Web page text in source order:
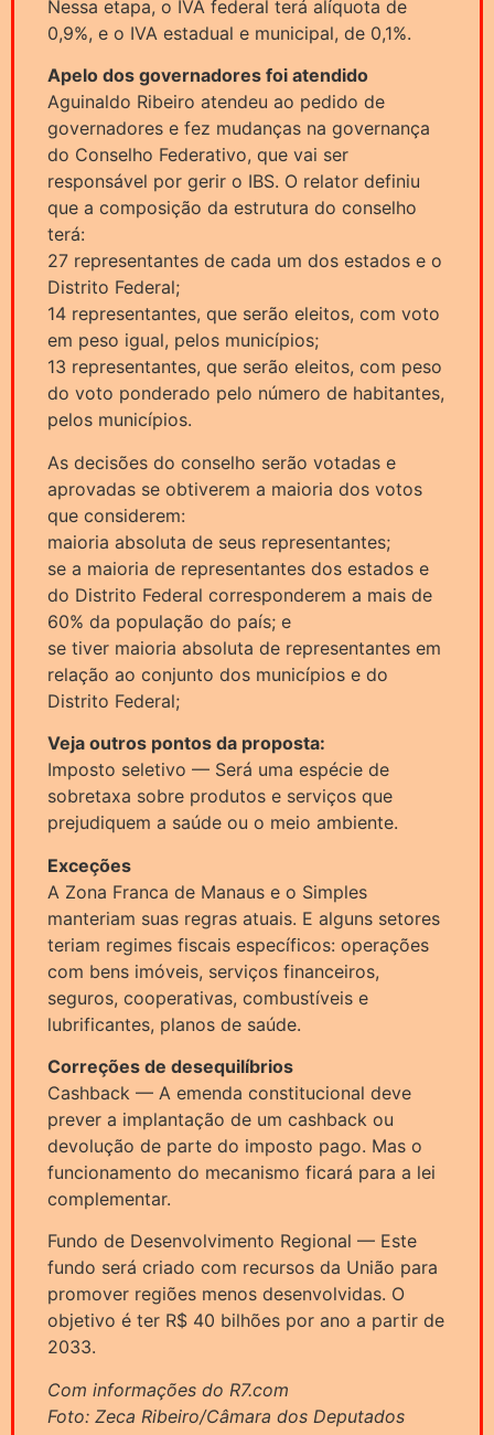
Nessa etapa, o IVA federal terá alíquota de
0,9%, e o IVA estadual e municipal, de 0,1%.
Apelo dos governadores foi atendido
Aguinaldo Ribeiro atendeu ao pedido de
governadores e fez mudanças na governança
do Conselho Federativo, que vai ser
responsável por gerir o IBS. O relator definiu
que a composição da estrutura do conselho
terá:
27 representantes de cada um dos estados e o
Distrito Federal;
14 representantes, que serão eleitos, com voto
em peso igual, pelos municípios;
13 representantes, que serão eleitos, com peso
do voto ponderado pelo número de habitantes,
pelos municípios.
As decisões do conselho serão votadas e
aprovadas se obtiverem a maioria dos votos
que considerem:
maioria absoluta de seus representantes;
se a maioria de representantes dos estados e
do Distrito Federal corresponderem a mais de
60% da população do país; e
se tiver maioria absoluta de representantes em
relação ao conjunto dos municípios e do
Distrito Federal;
Veja outros pontos da proposta:
Imposto seletivo — Será uma espécie de
sobretaxa sobre produtos e serviços que
prejudiquem a saúde ou o meio ambiente.
Exceções
A Zona Franca de Manaus e o Simples
manteriam suas regras atuais. E alguns setores
teriam regimes fiscais específicos: operações
com bens imóveis, serviços financeiros,
seguros, cooperativas, combustíveis e
lubrificantes, planos de saúde.
Correções de desequilíbrios
Cashback — A emenda constitucional deve
prever a implantação de um cashback ou
devolução de parte do imposto pago. Mas o
funcionamento do mecanismo ficará para a lei
complementar.
Fundo de Desenvolvimento Regional — Este
fundo será criado com recursos da União para
promover regiões menos desenvolvidas. O
objetivo é ter R$ 40 bilhões por ano a partir de
2033.
Com informações do R7.com
Foto: Zeca Ribeiro/Câmara dos Deputados